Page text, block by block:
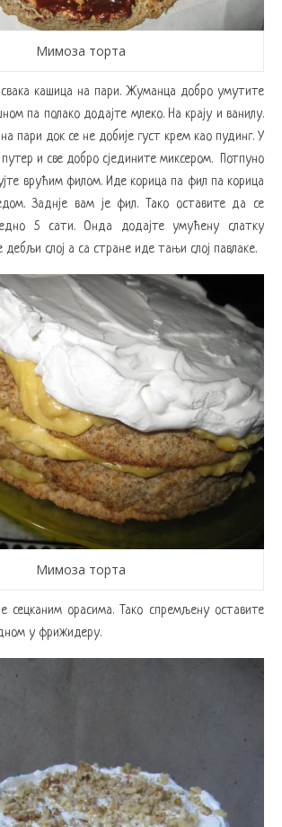
Мимоза торта
кашица на пари. Жуманца добро умутите
па полако додајте млеко. На крају и ванилу.
пари док се не добије густ крем као пудинг. У
и све добро сједините миксером. Потпуно
врућим филом. Иде корица па фил па корица
Заднје вам је фил. Тако оставите да се
5 сати. Онда додајте умућену слатку
дебљи слој а са стране иде тањи слој павлаке.
Мимоза торта
сецканим орасима. Тако спремљену оставите
у фрижидеру.